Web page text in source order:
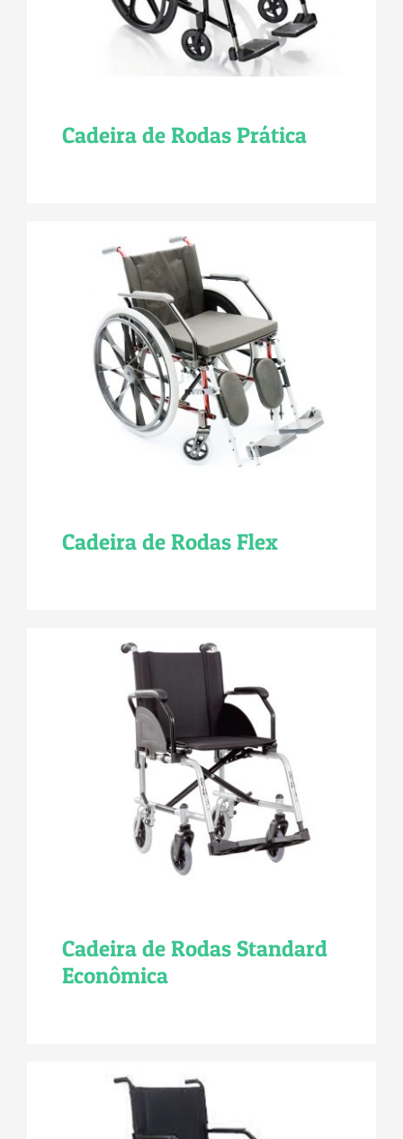
Cadeira de Rodas Prática
Cadeira de Rodas Flex
Cadeira de Rodas Standard
Econômica